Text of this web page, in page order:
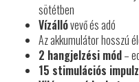
sötétben
Vízállóvevő és adó
Az akkumulátor hosszú
2 hangjelzési mód–
15 stimulációs